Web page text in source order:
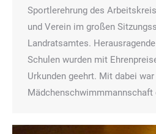
Sportlerehrung des
und Verein im großen
Landratsamtes.
Schulen wurden mit
Urkunden geehrt. Mit dabei
Mädchenschwimmmannschaft